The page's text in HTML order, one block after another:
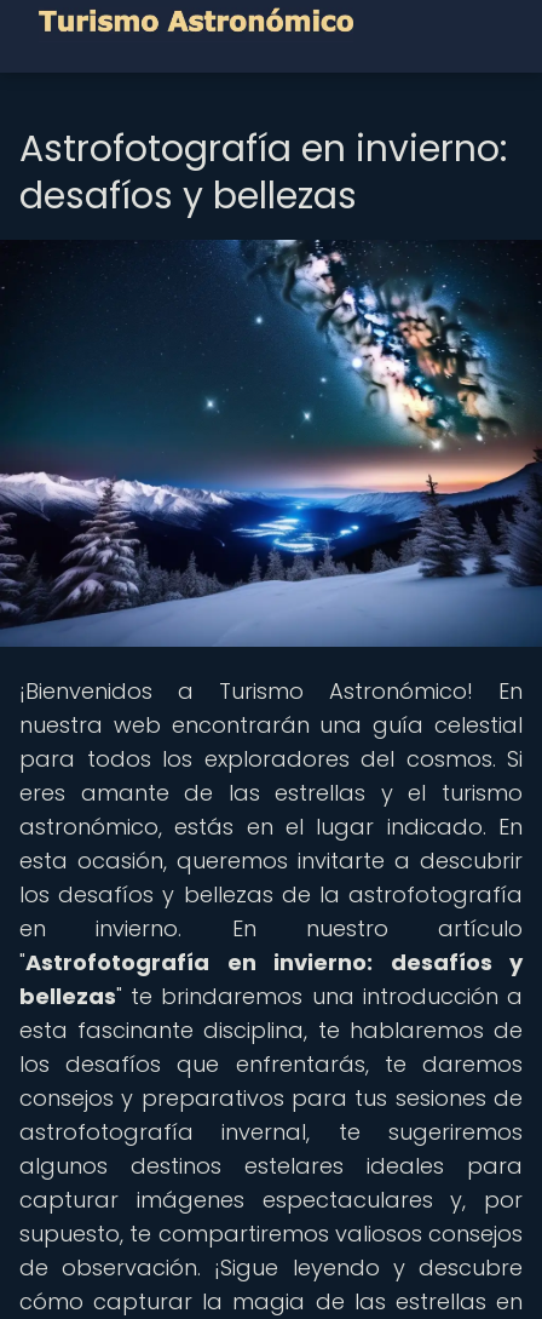
Astrofotografía en invierno:
desafíos y bellezas
¡Bienvenidos a Turismo Astronómico! En
nuestra web encontrarán una guía celestial
para todos los exploradores del cosmos. Si
eres amante de las estrellas y el turismo
astronómico, estás en el lugar indicado. En
esta ocasión, queremos invitarte a descubrir
los desafíos y bellezas de la astrofotografía
en invierno. En nuestro artículo
"Astrofotografía en invierno: desafíos y
bellezas" te brindaremos una introducción a
esta fascinante disciplina, te hablaremos de
los desafíos que enfrentarás, te daremos
consejos y preparativos para tus sesiones de
astrofotografía invernal, te sugeriremos
algunos destinos estelares ideales para
capturar imágenes espectaculares y, por
supuesto, te compartiremos valiosos consejos
de observación. ¡Sigue leyendo y descubre
cómo capturar la magia de las estrellas en